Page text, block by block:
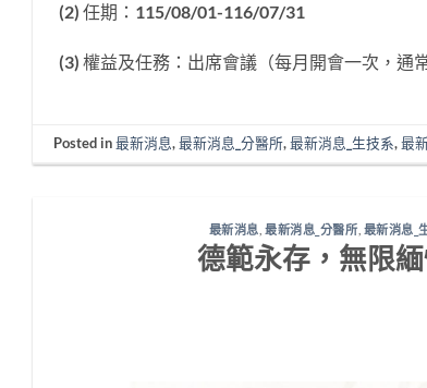
(2) 任期：115/08/01-116/07/31
(3) 權益及任務：出席會議（每月開會一次，通
Posted in最新消息,最新消息_分醫所,最新消息_生技系,最
最新消息 ,最新消息_分醫所 最新消息_
德範永存，無限